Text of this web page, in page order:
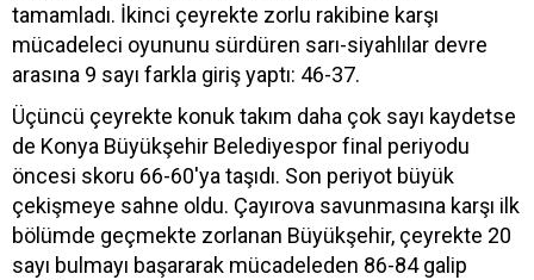
tamamladı. İkinci çeyrekte zorlu rakibine karşı
mücadeleci oyununu sürdüren sarı-siyahlılar devre
arasına 9 sayı farkla giriş yaptı: 46-37.
Üçüncü çeyrekte konuk takım daha çok sayı kaydetse
de Konya Büyükşehir Belediyespor final periyodu
öncesi skoru 66-60'ya taşıdı. Son periyot büyük
çekişmeye sahne oldu. Çayırova savunmasına karşı ilk
bölümde geçmekte zorlanan Büyükşehir, çeyrekte 20
sayı bulmayı başararak mücadeleden 86-84 galip